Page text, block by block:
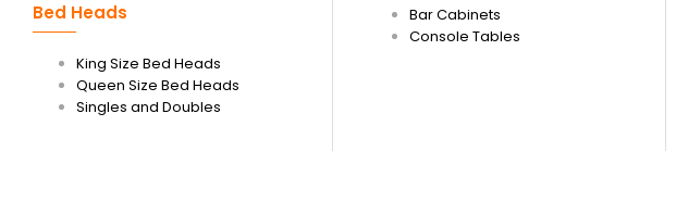
Bed Heads
King Size Bed Heads
Queen Size Bed Heads
Singles and Doubles
Bar Cabinets
Console Tables